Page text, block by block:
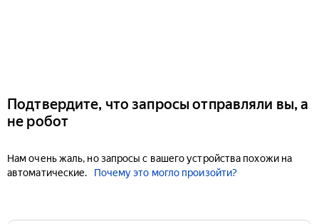
Подтвердите, что запросы отправляли вы, а
не робот
Нам очень жаль, но запросы с вашего устройства похожи на
автоматические.
Почему это могло произойти?